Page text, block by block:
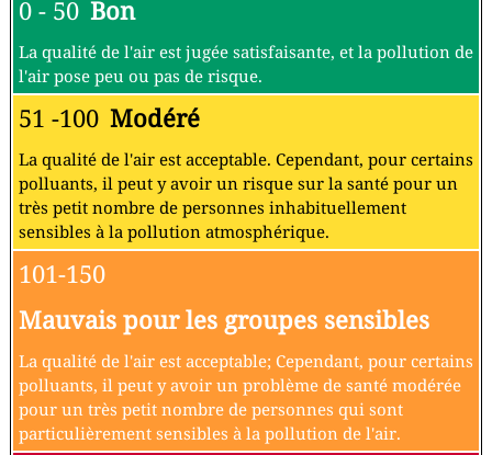
0 - 50 Bon
La qualité de l'air est jugée satisfaisante, et la pollution de
l'air pose peu ou pas de risque.
51 -100 Modéré
La qualité de l'air est acceptable. Cependant, pour certains
polluants, il peut y avoir un risque sur la santé pour un
très petit nombre de personnes inhabituellement
sensibles à la pollution atmosphérique.
101-150
Mauvais pour les groupes sensibles
La qualité de l'air est acceptable; Cependant, pour certains
polluants, il peut y avoir un problème de santé modérée
pour un très petit nombre de personnes qui sont
particulièrement sensibles à la pollution de l'air.